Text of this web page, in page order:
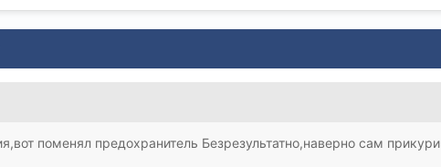
поменял предохранитель Безрезультатно,наверно сам